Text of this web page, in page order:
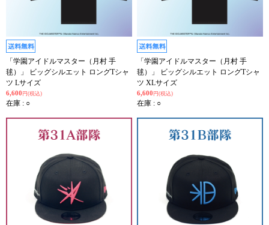
「学園アイドルマスター（月村 手
毬）」 ビッグシルエット ロングTシャ
ツ Lサイズ
6,600 円(税込)
在庫 : ○
「学園アイドルマスター（月村 手
毬）」 ビッグシルエット ロングTシャ
ツ XLサイズ
6,600 円(税込)
在庫 : ○